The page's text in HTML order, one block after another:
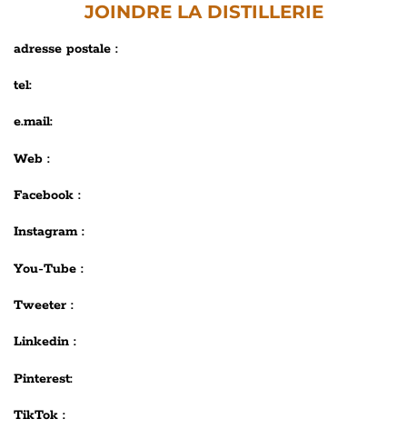
JOINDRE LA DISTILLERIE
adresse postale :
tel:
e.mail:
Web :
Facebook :
Instagram :
You-Tube :
Tweeter :
Linkedin :
Pinterest:
TikTok :